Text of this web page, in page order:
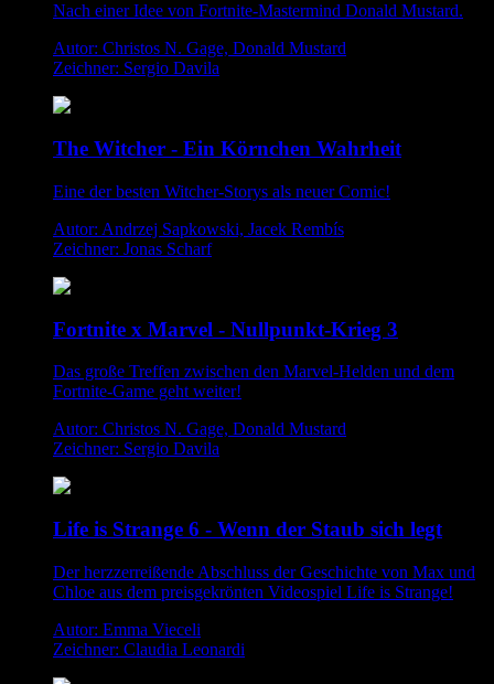
Nach einer Idee von Fortnite-Mastermind Donald Mustard.
Autor: Christos N. Gage, Donald Mustard
Zeichner: Sergio Davila
The Witcher - Ein Körnchen Wahrheit
Eine der besten Witcher-Storys als neuer Comic!
Autor: Andrzej Sapkowski, Jacek Rembís
Zeichner: Jonas Scharf
Fortnite x Marvel - Nullpunkt-Krieg 3
Das große Treffen zwischen den Marvel-Helden und dem
Fortnite-Game geht weiter!
Autor: Christos N. Gage, Donald Mustard
Zeichner: Sergio Davila
Life is Strange 6 - Wenn der Staub sich legt
Der herzzerreißende Abschluss der Geschichte von Max und
Chloe aus dem preisgekrönten Videospiel Life is Strange!
Autor: Emma Vieceli
Zeichner: Claudia Leonardi